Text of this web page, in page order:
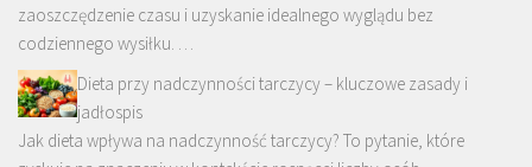
zaoszczędzenie czasu i uzyskanie idealnego wyglądu bez
codziennego wysiłku. …
Dieta przy nadczynności tarczycy – kluczowe zasady i
jadłospis
Jak dieta wpływa na nadczynność tarczycy? To pytanie, które